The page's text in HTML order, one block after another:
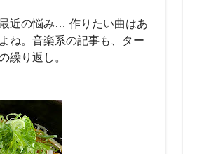
近の悩み… 作りたい曲はあ
ね。音楽系の記事も、ター
り返し。